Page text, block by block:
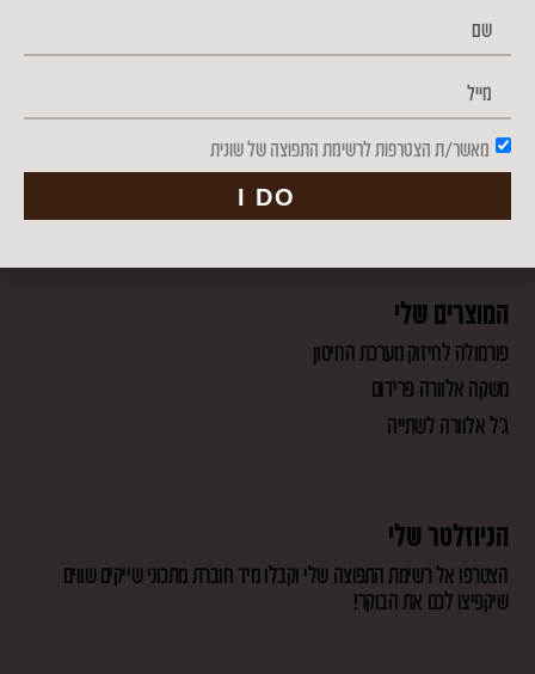
התאמת תזונה
הסדנאות שלי
סדנת Detox – ניקוי רעלים
המוצרים שלי
פורמולה לחיזוק מערכת החיסון
משקה אלוורה פרידום
ג'ל אלוורה לשתייה
הניוזלטר שלי
הצטרפו אל רשימת התפוצה שלי וקבלו מיד חוברת מתכוני שייקים שווים
שיקפיצו לכם את הבוקר!
מאשר/ת הצטרפות לרשימת התפוצה של שונית
I DO